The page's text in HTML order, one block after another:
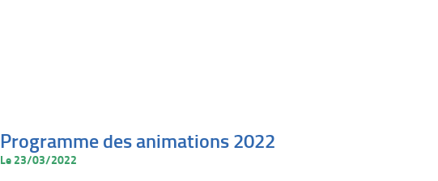
Programme des animations 2022
Le 23/03/2022